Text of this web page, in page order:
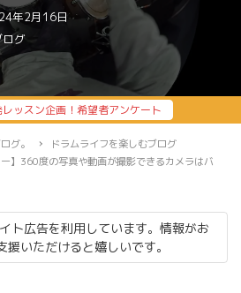
年2月16日
グ
レッスン企画！希望者アンケート
グ。
ドラムライフを楽しむブログ
ー】360度の写真や動画が撮影できるカメラはバ
ト広告を利用しています。情報がお
いただけると嬉しいです。